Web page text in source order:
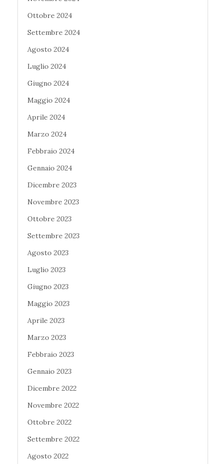
Ottobre 2024
Settembre 2024
Agosto 2024
Luglio 2024
Giugno 2024
Maggio 2024
Aprile 2024
Marzo 2024
Febbraio 2024
Gennaio 2024
Dicembre 2023
Novembre 2023
Ottobre 2023
Settembre 2023
Agosto 2023
Luglio 2023
Giugno 2023
Maggio 2023
Aprile 2023
Marzo 2023
Febbraio 2023
Gennaio 2023
Dicembre 2022
Novembre 2022
Ottobre 2022
Settembre 2022
Agosto 2022